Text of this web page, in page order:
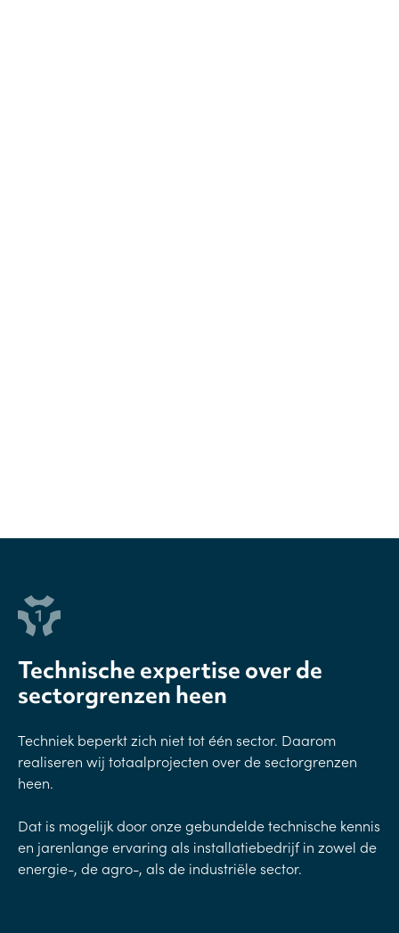
Technische expertise over de
sectorgrenzen heen
Techniek beperkt zich niet tot één sector. Daarom
realiseren wij totaalprojecten over de sectorgrenzen
heen.
Dat is mogelijk door onze gebundelde technische kennis
en jarenlange ervaring als installatiebedrijf in zowel de
energie-, de agro-, als de industriële sector.